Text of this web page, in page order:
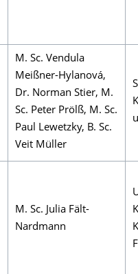
M. Sc. Vendula
Meißner-Hylanová,
Dr. Norman Stier, M.
Sc. Peter Prölß, M. Sc.
Paul Lewetzky, B. Sc.
Veit Müller
M. Sc. Julia Fält-
Nardmann